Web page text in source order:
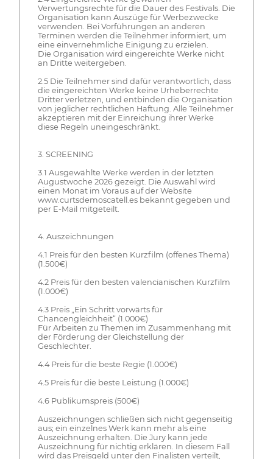
Verwertungsrechte für die Dauer des Festivals. Die
Organisation kann Auszüge für Werbezwecke
verwenden. Bei Vorführungen an anderen
Terminen werden die Teilnehmer informiert, um
eine einvernehmliche Einigung zu erzielen.
Die Organisation wird eingereichte Werke nicht
an Dritte weitergeben.
2.5 Die Teilnehmer sind dafür verantwortlich, dass
die eingereichten Werke keine Urheberrechte
Dritter verletzen, und entbinden die Organisation
von jeglicher rechtlichen Haftung. Alle Teilnehmer
akzeptieren mit der Einreichung ihrer Werke
diese Regeln uneingeschränkt.
3. SCREENING
3.1 Ausgewählte Werke werden in der letzten
Augustwoche 2026 gezeigt. Die Auswahl wird
einen Monat im Voraus auf der Website
www.curtsdemoscatell.es bekannt gegeben und
per E-Mail mitgeteilt.
4. Auszeichnungen
4.1 Preis für den besten Kurzfilm (offenes Thema)
(1.500€)
4.2 Preis für den besten valencianischen Kurzfilm
(1.000€)
4.3 Preis „Ein Schritt vorwärts für
Chancengleichheit“ (1.000€)
Für Arbeiten zu Themen im Zusammenhang mit
der Förderung der Gleichstellung der
Geschlechter.
4.4 Preis für die beste Regie (1.000€)
4.5 Preis für die beste Leistung (1.000€)
4.6 Publikumspreis (500€)
Auszeichnungen schließen sich nicht gegenseitig
aus; ein einzelnes Werk kann mehr als eine
Auszeichnung erhalten. Die Jury kann jede
Auszeichnung für nichtig erklären. In diesem Fall
wird das Preisgeld unter den Finalisten verteilt,